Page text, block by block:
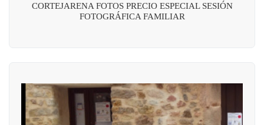
CORTEJARENA FOTOS PRECIO ESPECIAL SESIÓN
FOTOGRÁFICA FAMILIAR